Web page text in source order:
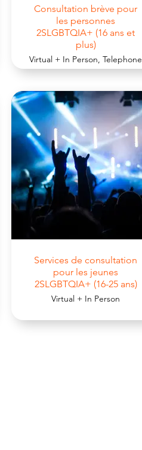
Consultation brève pour
les personnes
2SLGBTQIA+ (16 ans et
plus)
Virtual + In Person, Telephone
Services de consultation
pour les jeunes
2SLGBTQIA+ (16-25 ans)
Virtual + In Person